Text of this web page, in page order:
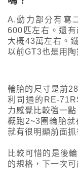
A.動力部分有寫
600匹左右。還
大概43萬左右。
以前GT3也是用陶
輪胎的尺寸是前
利司通的RE-
力感覺比較強一
概跑2~3圈輪胎
就有很明顯前面
比較可惜的是後
的規格，下一次